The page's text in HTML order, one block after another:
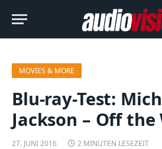
MOVIES & MORE
Blu-ray-Test:
Jackson – Off the
27. JUNI 2016 2 MINUTEN LESEZEIT